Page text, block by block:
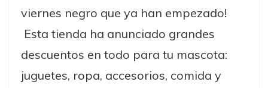
viernes negro que ya han empezado!
Esta tienda ha anunciado grandes
descuentos en todo para tu mascota:
juguetes, ropa, accesorios, comida y